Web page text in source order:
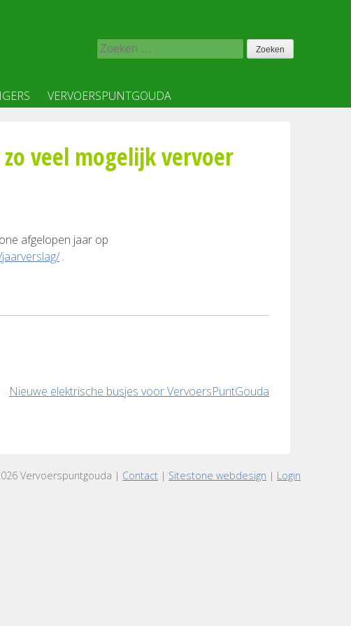
Zoeken
naar:
VERVOERSPUNTGOUDA
veel mogelijk vervoer
afgelopen jaar op
.
Nieuwe elektrische busjes voor VervoersPuntGouda
Vervoerspuntgouda | Contact | Sitestone webdesign | Login